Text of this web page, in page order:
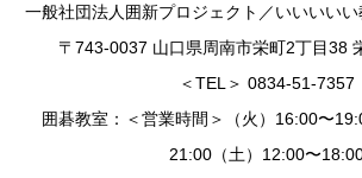
一般社団法人囲新プロジェクト／いいいい
〒743-0037 山口県周南市栄町2丁目38
＜TEL＞ 0834-51-7357
囲碁教室：＜営業時間＞（火）16:00〜
21:00（土）12:00〜